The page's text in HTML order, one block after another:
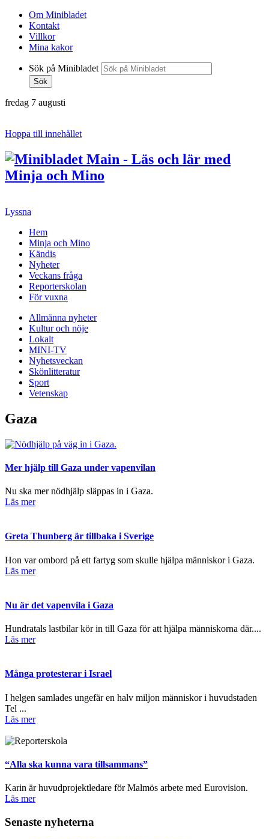
Om Minibladet
Kontakt
Villkor
Mina kakor
Sök på Minibladet
Sök
fredag 7 augusti
Hoppa till innehållet
Lyssna
Hem
Minja och Mino
Kändis
Nyheter
Veckans fråga
Reporterskolan
För vuxna
Allmänna nyheter
Kultur och nöje
Lokalt
MINI-TV
Nyhetsveckan
Skönlitteratur
Sport
Vetenskap
Gaza
Mer hjälp till Gaza under vapenvilan
Nu ska mer nödhjälp släppas in i Gaza.
Läs mer
Greta Thunberg är tillbaka i Sverige
Hon var ombord på ett fartyg som skulle hjälpa människor i Gaza.
Läs mer
Nu är det vapenvila i Gaza
Hundratals lastbilar kör in till Gaza för att hjälpa människorna där....
Läs mer
Många protesterar i Israel
I helgen samlades ungefär en halv miljon människor i huvudstaden
Tel ...
Läs mer
“Alla ska kunna vara tillsammans”
Karin är huvudprojektledare för Malmös arbete med Eurovision.
Läs mer
Senaste nyheterna